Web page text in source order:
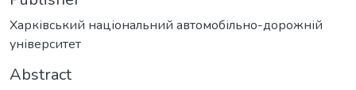
Харківський національний автомобільно-дорожній
університет
Abstract